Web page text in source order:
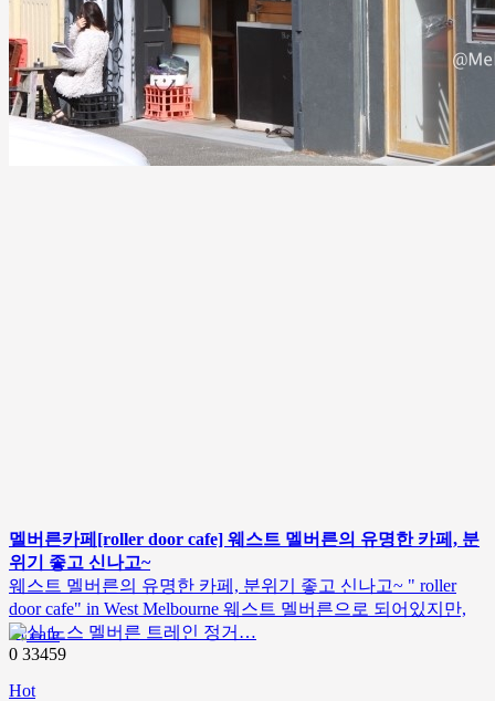
멜버른카페[roller door cafe] 웨스트 멜버른의 유명한 카페, 분
위기 좋고 신나고~
웨스트 멜버른의 유명한 카페, 분위기 좋고 신나고~ " roller
door cafe" in West Melbourne 웨스트 멜버른으로 되어있지만,
사실 노스 멜버른 트레인 정거…
cafe
0 33459
Hot